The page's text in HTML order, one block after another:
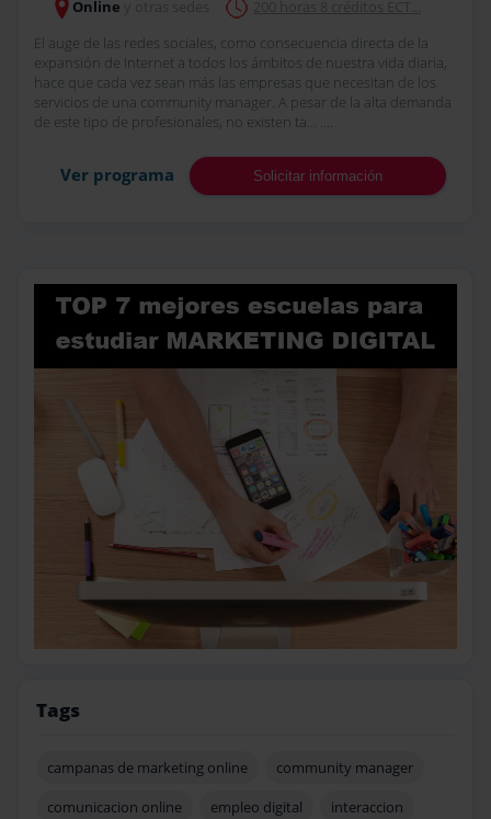
Online
El auge de las redes sociales, como consecuencia directa de la
expansión de Internet a todos los ámbitos de nuestra vida diaria,
hace que cada vez sean más las empresas que necesitan de los
servicios de una community manager. A pesar de la alta demanda
de este tipo de profesionales, no existen ta... ....
Ver programa Solicitar información
Tags
campanas de marketing online
community manager
comunicacion online
empleo digital interaccion